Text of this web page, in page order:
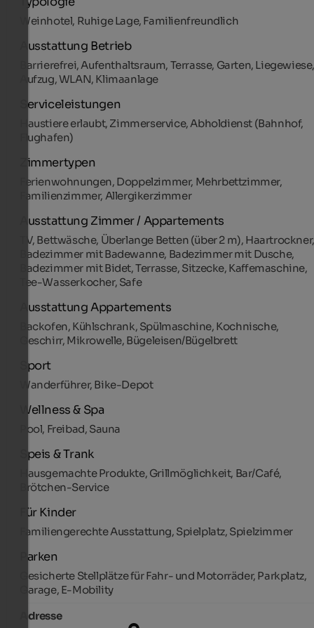
Weinhotel, Ruhige Lage, Familienfreundlich
Ausstattung Betrieb
Barrierefrei, Aufenthaltsraum, Terrasse, Garten,
Aufzug, WLAN, Klimaanlage
Serviceleistungen
Haustiere erlaubt, Zimmerservice, Abholdienst (Bahnhof,
Flughafen)
Zimmertypen
Ferienwohnungen, Doppelzimmer, Mehrbettzimmer,
Familienzimmer, Allergikerzimmer
Ausstattung Zimmer / Appartements
TV, Bettwäsche, Überlange Betten (über 2 m), Haartrockner,
Badezimmer mit Badewanne, Badezimmer mit Dusche,
Badezimmer mit Bidet, Terrasse, Sitzecke, Kaffemaschine,
Tee-Wasserkocher, Safe
Ausstattung Appartements
Backofen, Kühlschrank, Spülmaschine, Kochnische,
Geschirr, Mikrowelle, Bügeleisen/Bügelbrett
Sport
Wanderführer, Bike-Depot
Wellness & Spa
Pool, Freibad, Sauna
Speis & Trank
Hausgemachte Produkte, Grillmöglichkeit, Bar/Café,
Brötchen-Service
Für Kinder
Familiengerechte Ausstattung, Spielplatz, Spielzimmer
Parken
Gesicherte Stellplätze für Fahr- und Motorräder, Parkplatz,
Garage, E-Mobility
Adresse